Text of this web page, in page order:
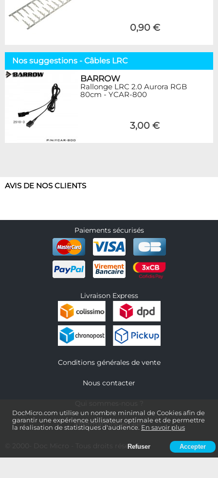
DocMicro.com utilise un nombre minimal de Cookies afin de
garantir une expérience utilisateur optimale et de permettre
la réalisation de statistiques d'audience. En savoir plus
Refuser Accepter
0,90 €
Nos suggestions - Câbles LRC
BARROW
Rallonge LRC 2.0 Aurora RGB
80cm - YCAR-800
3,00 €
AVIS DE NOS CLIENTS
Paiements sécurisés
Livraison Express
Conditions générales de vente
Nous contacter
Informations légales
- Tous droits réservés